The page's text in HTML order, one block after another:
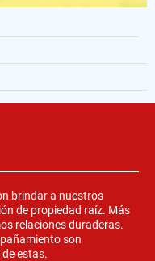
brindar a nuestros
de propiedad raíz. Más
relaciones duraderas.
son
estas.